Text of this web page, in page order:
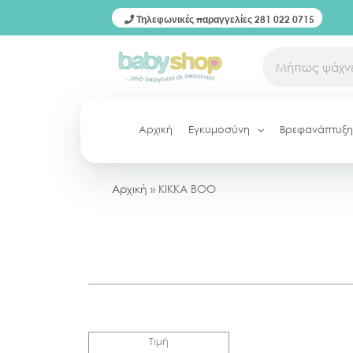
Τηλεφωνικές παραγγελίες 281 022 0715
Αρχική Εγκυμοσύνη Βρεφανάπτυξη
Αρχική » KIKKA BOO
Τιμή